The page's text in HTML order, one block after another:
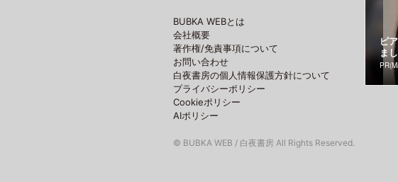
BUBKA WEBとは
会社概要
著作権/免責事項について
お問い合わせ
白夜書房の個人情報保護方針について
プライバシーポリシー
Cookieポリシー
AIポリシー
© BUBKA WEB / 白夜書房 All Rights Reserved.
ピ
ま